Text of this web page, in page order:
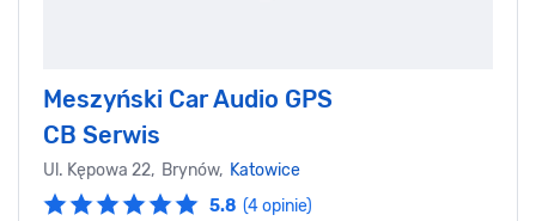
Meszyński Car Audio GPS
CB Serwis
Ul. Kępowa 22, Brynów, Katowice
5.8 (4 opinie)